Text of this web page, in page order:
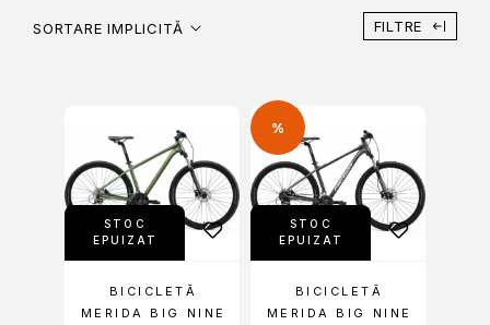
SORTARE IMPLICITĂ FILTRE
STOC
EPUIZAT
BICICLETĂ
MERIDA BIG NINE
%
STOC
EPUIZAT
BICICLETĂ
MERIDA BIG NINE